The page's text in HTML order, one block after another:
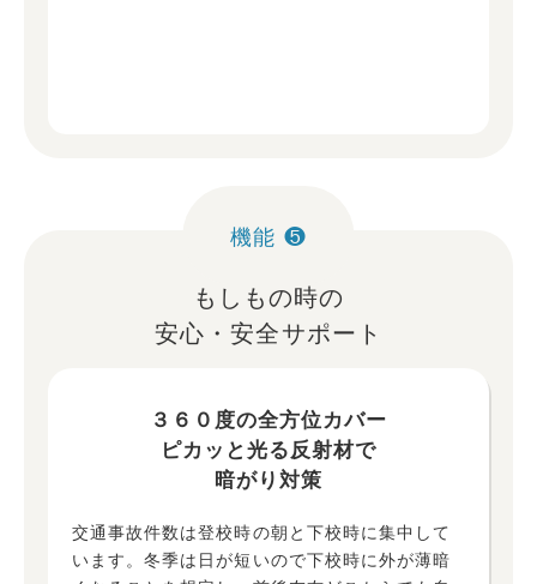
機能 ❺
もしもの時の
安心・安全サポート
３６０度の全方位カバー
ピカッと光る反射材で
暗がり対策
交通事故件数は登校時の朝と下校時に集中して
います。冬季は日が短いので下校時に外が薄暗